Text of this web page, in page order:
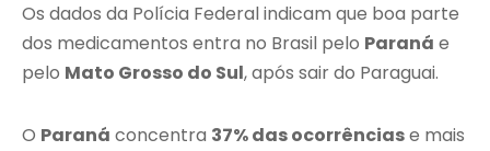
Os dados da Polícia Federal indicam que boa parte
dos medicamentos entra no Brasil pelo Paraná e
pelo Mato Grosso do Sul, após sair do Paraguai.
O Paraná concentra 37% das ocorrênciase mais